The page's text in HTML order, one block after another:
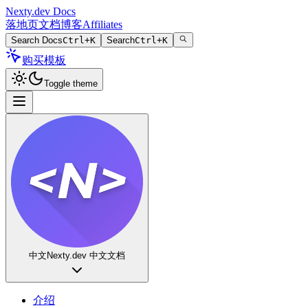
Nexty.dev Docs
落地页文档博客Affiliates
Search DocsCtrl+K SearchCtrl+K
购买模板
Toggle theme
中文 Nexty.dev 中文文档
介绍